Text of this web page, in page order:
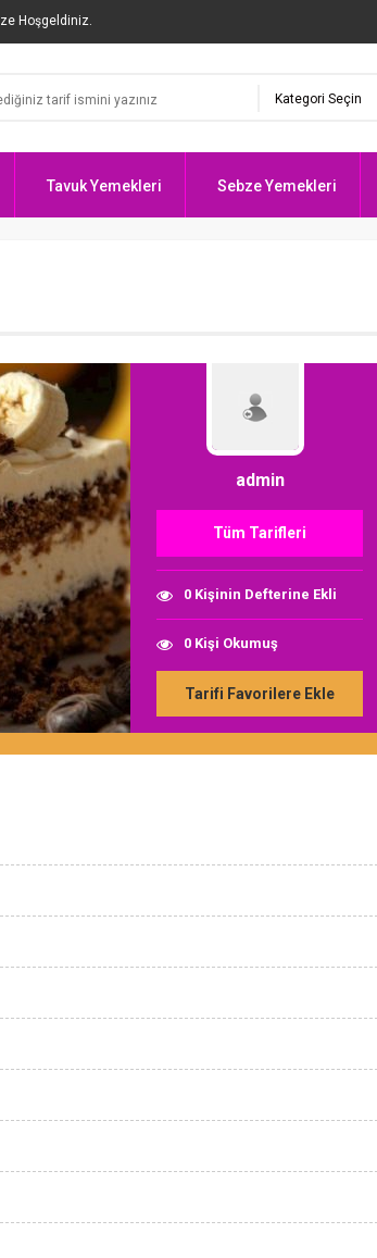
Hoşgeldiniz.
Tavuk Yemekleri Sebze Yemekleri
admin
Tüm Tarifleri
0 Kişinin Defterine Ekli
0 Kişi Okumuş
Tarifi Favorilere Ekle